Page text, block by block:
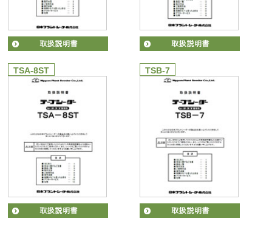
TSA-8ST TSB-7